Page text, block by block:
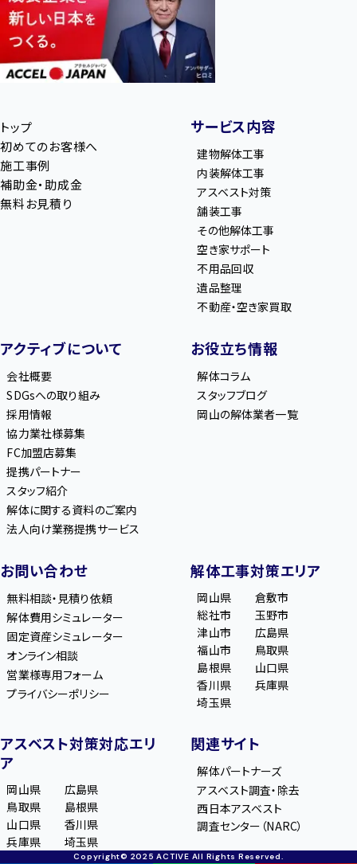
トップ
初めてのお客様へ
施工事例
補助金・助成金
無料お見積り
サービス内容
建物解体工事
内装解体工事
アスベスト対策
舗装工事
その他解体工事
空き家サポート
不用品回収
遺品整理
不動産・空き家買取
アクティブについて
会社概要
SDGsへの取り組み
採用情報
協力業社様募集
FC加盟店募集
提携パートナー
スタッフ紹介
解体に関する資料のご案内
法人向け業務提携サービス
お役立ち情報
解体コラム
スタッフブログ
岡山の解体業者一覧
お問い合わせ
無料相談・見積り依頼
解体費用シミュレーター
固定資産シミュレーター
オンライン相談
営業様専用フォーム
プライバシーポリシー
解体工事対策エリア
岡山県
倉敷市
総社市
玉野市
津山市
広島県
福山市
鳥取県
島根県
山口県
香川県
兵庫県
埼玉県
アスベスト対策対応エリ
ア
岡山県
広島県
鳥取県
島根県
山口県
香川県
兵庫県
埼玉県
関連サイト
解体パートナーズ
アスベスト調査・除去
西日本アスベスト
調査センター（NARC）
Copyright© 2025 ACTIVE All Rights Reserved.